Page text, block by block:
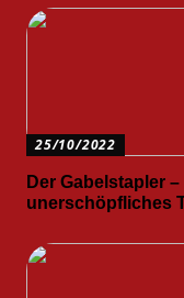
25/10/2022
Der Gabelstapler –
unerschöpfliches